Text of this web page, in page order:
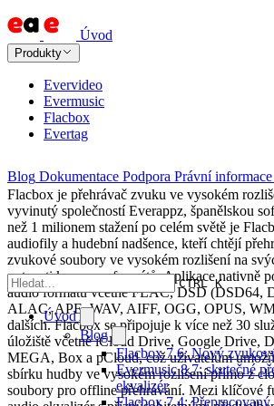
Úvod
Produkty
Evervideo
Evermusic
Flacbox
Evertag
Blog Dokumentace Podpora Právní informace
CTRL K
Úvod
Blog
Flacbox 7.6: Nový
Evermusic 8.7: skutečné
ekvalizér
Flacbox 7.4:
Flacbox je přehrávač zvuku ve vysokém
vyvinutý společností Everappz, španělskou
než 1 milionem stažení po celém světě je
audiofily a hudební nadšence, kteří chtějí
zvukové soubory ve vysokém rozlišení na
nutnosti konverze formátů. Aplikace nativně
audio formátů včetně FLAC, DSD (DSD64,
ALAC, APE, WAV, AIFF, OGG, OPUS,
dalších. Flacbox se připojuje k více než 30
úložiště včetně iCloud Drive, Google Drive,
MEGA, Box a pCloud, což uživatelům
sbírku hudby ve vysokém rozlišení přímo z
soubory pro offline přehrávání. Mezi klíčové